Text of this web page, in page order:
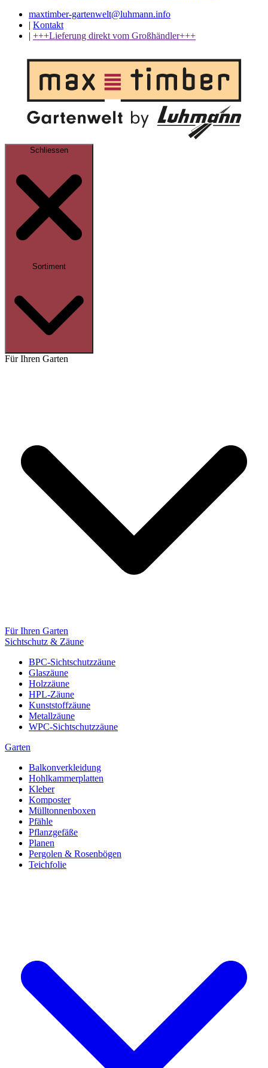
maxtimber-gartenwelt@luhmann.info
| Kontakt
| +++Lieferung direkt vom Großhändler+++
Schliessen
Sortiment
Für Ihren Garten
Für Ihren Garten
Sichtschutz & Zäune
BPC-Sichtschutzzäune
Glaszäune
Holzzäune
HPL-Zäune
Kunststoffzäune
Metallzäune
WPC-Sichtschutzzäune
Garten
Balkonverkleidung
Hohlkammerplatten
Kleber
Komposter
Mülltonnenboxen
Pfähle
Pflanzgefäße
Planen
Pergolen & Rosenbögen
Teichfolie